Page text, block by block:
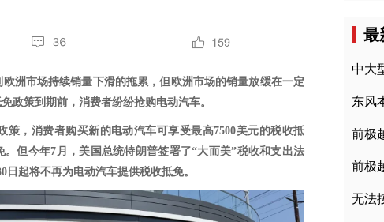
洲市场持续销量下滑的拖累，但欧洲市场的销量放缓在一定
政策到期前，消费者纷纷抢购电动汽车。
策，消费者购买新的电动汽车可享受最高7500美元的税收抵
但今年7月，美国总统特朗普签署了“大而美”税收和支出法
日起将不再为电动汽车提供税收抵免。
最
中大
东风
前极
前极